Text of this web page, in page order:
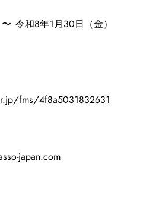
令和8年1月30日（金）
fms/4f8a5031832631
japan.com